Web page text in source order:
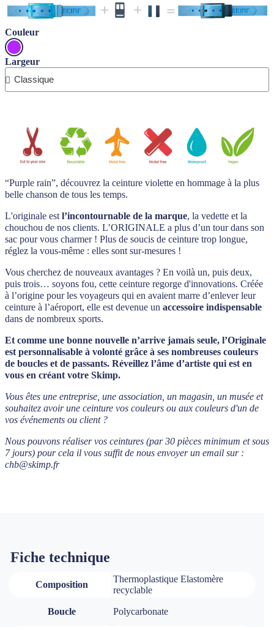
Couleur
Largeur
“Purple rain”, découvrez la ceinture violette en hommage à la plus
belle chanson de tous les temps.
L'originale est l’incontournable de la marque, la vedette et la
chouchou de nos clients. L’ORIGINALE a plus d’un tour dans son
sac pour vous charmer ! Plus de soucis de ceinture trop longue,
réglez la vous-même : elles sont sur-mesures !
Vous cherchez de nouveaux avantages ? En voilà un, puis deux,
puis trois… soyons fou, cette ceinture regorge d'innovations. Créée
à l’origine pour les voyageurs qui en avaient marre d’enlever leur
ceinture à l’aéroport, elle est devenue un accessoire indispensable
dans de nombreux sports.
Et comme une bonne nouvelle n’arrive jamais seule, l’Originale
est personnalisable à volonté grâce à ses nombreuses couleurs
de boucles et de passants. Réveillez l’âme d’artiste qui est en
vous en créant votre Skimp.
Vous êtes une entreprise, une association, un magasin, un musée et
souhaitez avoir une ceinture vos couleurs ou aux couleurs d'un de
vos événements ou client ?
Nous pouvons réaliser vos ceintures (par 30 pièces minimum et sous
7 jours) pour cela il vous suffit de nous envoyer un email sur :
chb@skimp.fr
Fiche technique
Composition
Thermoplastique Elastomère
recyclable
Boucle Polycarbonate